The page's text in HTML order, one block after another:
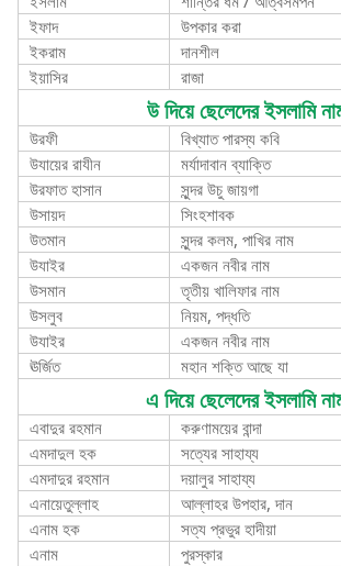
ইফাদ
উপকার করা
ইকরাম
দানশীল
ইয়াসির
রাজা
উ দিয়ে ছেলেদের ইসলামি
উরফী
বিখ্যাত পারস্য কবি
উযায়ের রাযীন
মর্যাদাবান ব্যাক্তি
উরফাত হাসান
সুন্দর উচু জায়গা
উসায়দ
সিংহশাবক
উতমান
সুন্দর কলম, পাখির নাম
উযাইর
একজন নবীর নাম
উসমান
তৃতীয় খালিফার নাম
উসলুব
নিয়ম, পদ্ধতি
উযাইর
একজন নবীর নাম
ঊর্জিত
মহান শক্তি আছে যা
এ দিয়ে ছেলেদের ইসলামি
এবাদুর রহমান
করুণাময়ের বান্দা
এমদাদুল হক
সত্যের সাহায্য
এমদাদুর রহমান
দয়ালুর সাহায্য
এনায়েতুল্লাহ
আল্লাহর উপহার, দান
এনাম হক
সত্য প্রভুর হাদীয়া
এনাম
পুরস্কার